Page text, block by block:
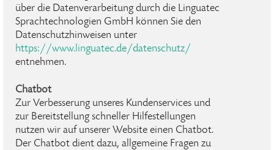
über die Datenverarbeitung durch die Linguatec
Sprachtechnologien GmbH können Sie den
Datenschutzhinweisen unter
https://www.linguatec.de/datenschutz/
entnehmen.
Chatbot
Zur Verbesserung unseres Kundenservices und
zur Bereitstellung schneller Hilfestellungen
nutzen wir auf unserer Website einen Chatbot.
Der Chatbot dient dazu, allgemeine Fragen zu